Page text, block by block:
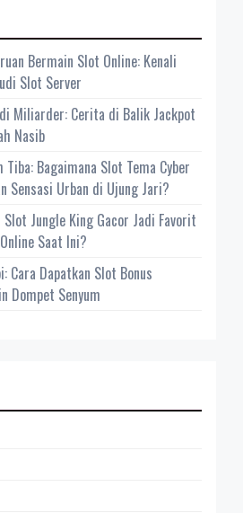
Bermain Slot Online: Kenali
Slot Server
Miliarder: Cerita di Balik Jackpot
Nasib
Tiba: Bagaimana Slot Tema Cyber
Sensasi Urban di Ujung Jari?
Jungle King Gacor Jadi Favorit
Saat Ini?
Cara Dapatkan Slot Bonus
Dompet Senyum